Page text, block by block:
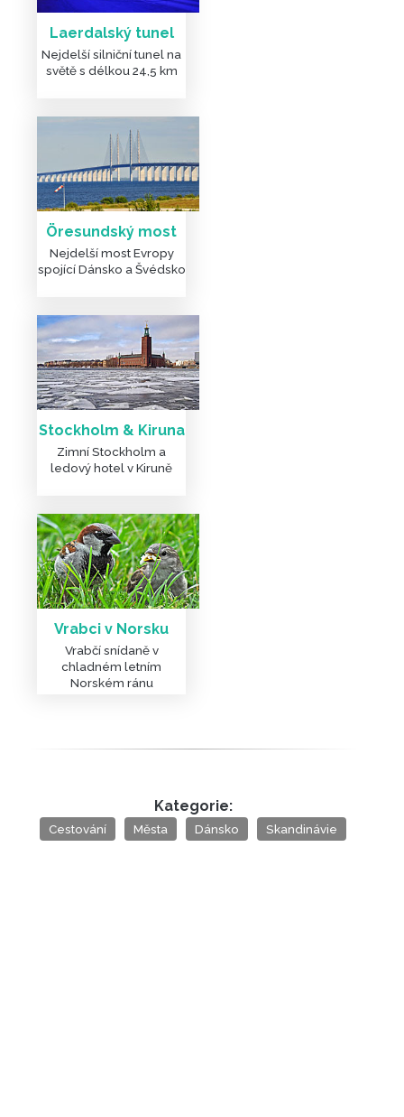
Laerdalský tunel
Nejdelší silniční tunel na
světě s délkou 24,5 km
Öresundský most
Nejdelší most Evropy
spojící Dánsko a Švédsko
Stockholm & Kiruna
Zimní Stockholm a
ledový hotel v Kiruně
Vrabci v Norsku
Vrabčí snídaně v
chladném letním
Norském ránu
Kategorie:
Cestování Města Dánsko Skandinávie